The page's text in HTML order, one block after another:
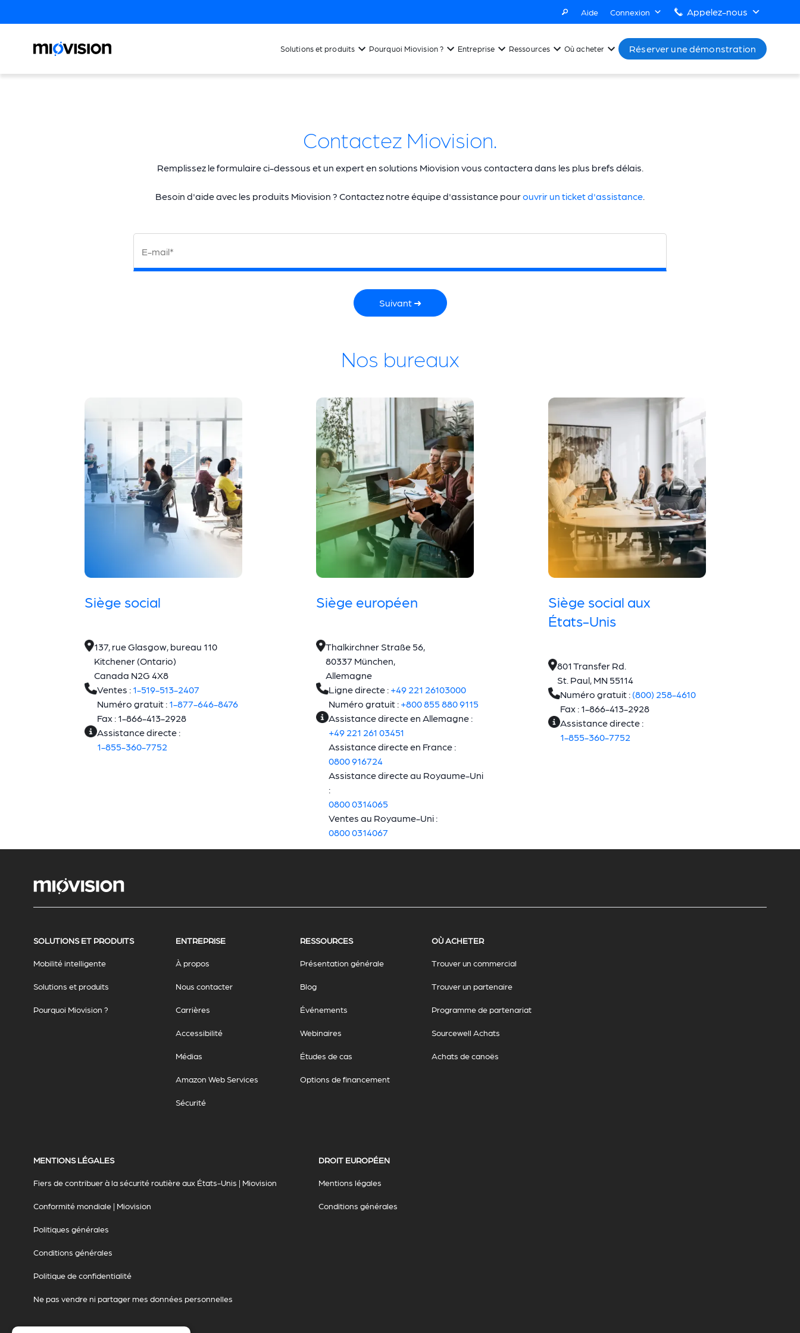
Aide Connexion Appelez-nous
Solutions et produits Pourquoi Miovision ? Entreprise Ressources Où acheter Réserver une démonstration
Contactez Miovision.
Remplissez le formulaire ci-dessous et un expert en solutions Miovision vous contactera dans les plus brefs délais.
Besoin d'aide avec les produits Miovision ? Contactez notre équipe d'assistance pourouvrir un ticket d'assistance.
E-mail*
Suivant ➜
Nos bureaux
Siège social
137, rue Glasgow, bureau 110
Kitchener (Ontario)
Canada N2G 4X8
Ventes : 1-519-513-2407
Numéro gratuit : 1-877-646-8476
Fax : 1-866-413-2928
Assistance directe :
1-855-360-7752
Siège européen
Thalkirchner Straße 56,
80337 München,
Allemagne
Ligne directe : +49 221 26103000
Numéro gratuit : +800 855 880 9115
Assistance directe en Allemagne :
+49 221 261 03451
Assistance directe en France :
0800 916724
Assistance directe au Royaume-Uni
:
0800 0314065
Ventes au Royaume-Uni :
0800 0314067
Siège social aux
États-Unis
801 Transfer Rd.
St. Paul, MN 55114
Numéro gratuit : (800) 258-4610
Fax : 1-866-413-2928
Assistance directe :
1-855-360-7752
SOLUTIONS ET PRODUITS
Mobilité intelligente
Solutions et produits
Pourquoi Miovision ?
ENTREPRISE
À propos
Nous contacter
Carrières
Accessibilité
Médias
Amazon Web Services
Sécurité
RESSOURCES
Présentation générale
Blog
Événements
Webinaires
Études de cas
Options de financement
OÙ ACHETER
Trouver un commercial
Trouver un partenaire
Programme de partenariat
Sourcewell Achats
Achats de canoës
MENTIONS LÉGALES
Fiers de contribuer à la sécurité routière aux États-Unis | Miovision
Conformité mondiale | Miovision
Politiques générales
Conditions générales
Politique de confidentialité
Ne pas vendre ni partager mes données personnelles
DROIT EUROPÉEN
Mentions légales
Conditions générales